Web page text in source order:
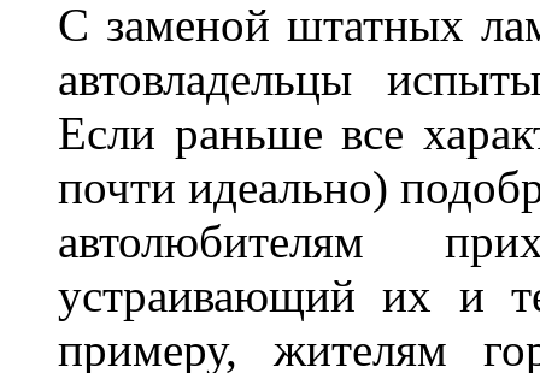
С заменой штатных
автовладельцы
Если раньше все
почти идеально)
автолюбителям
устраивающий их и
примеру, жителям